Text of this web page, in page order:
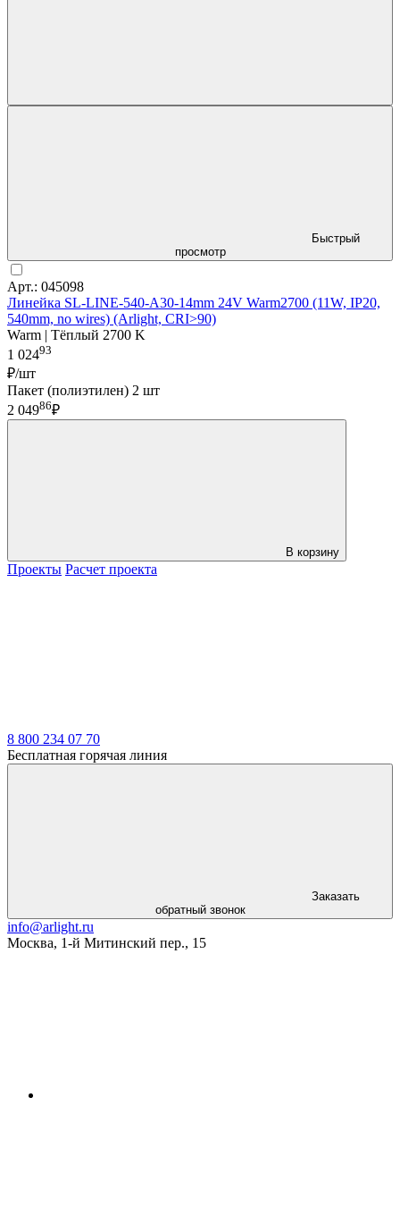
Быстрый
просмотр
Арт.: 045098
Линейка SL-LINE-540-A30-14mm 24V Warm2700 (11W, IP20,
540mm, no wires) (Arlight, CRI>90)
Warm | Тёплый 2700 K
1 02493
₽/шт
Пакет (полиэтилен) 2 шт
2 04986₽
В корзину
Проекты Расчет проекта
8 800 234 07 70
Бесплатная горячая линия
Заказать
обратный звонок
info@arlight.ru
Москва, 1-й Митинский пер., 15